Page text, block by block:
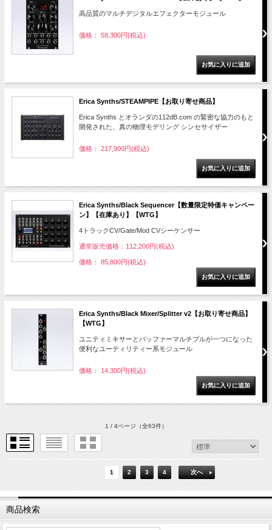
高品質のマルチデジタルエフェクターモジュール
価格： 58,300円(税込)
Erica Synths/STEAMPIPE【お取り寄せ商品】
Erica Synths とオランダの112dB.com の緊密な協力のもと
開発された、真の物理モデリング シンセサイザー
価格： 217,900円(税込)
Erica Synths/Black Sequencer【数量限定特価キャンペー
ン】【在庫あり】【WTG】
4トラックCV/Gate/Mod CVシーケンサー
通常販売価格：112,200円(税込)
価格： 85,800円(税込)
Erica Synths/Black Mixer/Splitter v2【お取り寄せ商品】
【WTG】
ユニティミキサーとバッファーマルチプルが一つになった
便利なユーティリティー系モジュール
価格： 14,300円(税込)
1 / 4ページ（全63件）
1 2 3 4 次へ
商品検索